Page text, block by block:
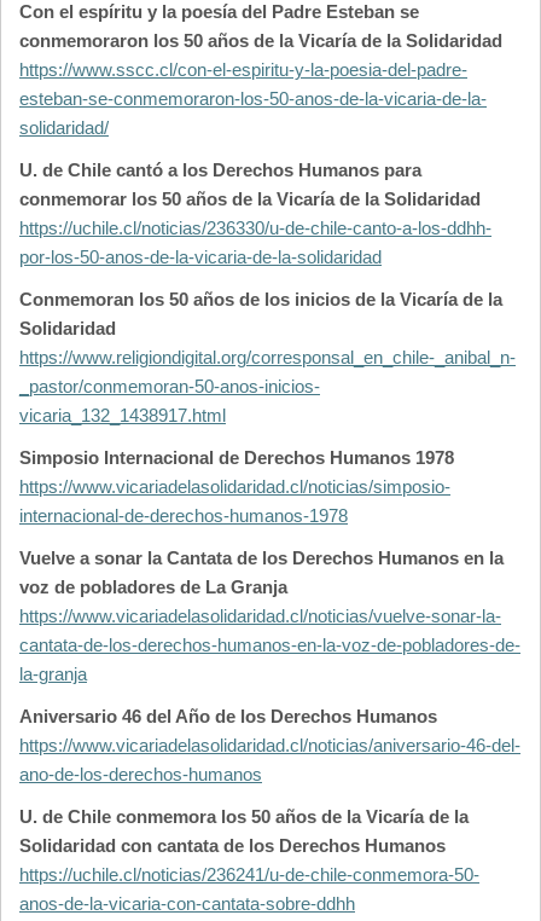
Con el espíritu y la poesía del Padre Esteban se
conmemoraron los 50 años de la Vicaría de la Solidaridad
https://www.sscc.cl/con-el-espiritu-y-la-poesia-del-padre-
esteban-se-conmemoraron-los-50-anos-de-la-vicaria-de-la-
solidaridad/
U. de Chile cantó a los Derechos Humanos para
conmemorar los 50 años de la Vicaría de la Solidaridad
https://uchile.cl/noticias/236330/u-de-chile-canto-a-los-ddhh-
por-los-50-anos-de-la-vicaria-de-la-solidaridad
Conmemoran los 50 años de los inicios de la Vicaría de la
Solidaridad
https://www.religiondigital.org/corresponsal_en_chile-_anibal_n-
_pastor/conmemoran-50-anos-inicios-
vicaria_132_1438917.html
Simposio Internacional de Derechos Humanos 1978
https://www.vicariadelasolidaridad.cl/noticias/simposio-
internacional-de-derechos-humanos-1978
Vuelve a sonar la Cantata de los Derechos Humanos en la
voz de pobladores de La Granja
https://www.vicariadelasolidaridad.cl/noticias/vuelve-sonar-la-
cantata-de-los-derechos-humanos-en-la-voz-de-pobladores-de-
la-granja
Aniversario 46 del Año de los Derechos Humanos
https://www.vicariadelasolidaridad.cl/noticias/aniversario-46-del-
ano-de-los-derechos-humanos
U. de Chile conmemora los 50 años de la Vicaría de la
Solidaridad con cantata de los Derechos Humanos
https://uchile.cl/noticias/236241/u-de-chile-conmemora-50-
anos-de-la-vicaria-con-cantata-sobre-ddhh